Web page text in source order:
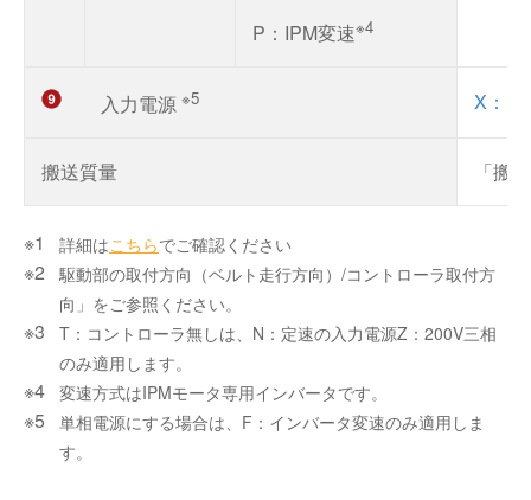
P：IPM変速※4
入力電源 ※5 X：
搬送質量 「搬
詳細はこちらでご確認ください
駆動部の取付方向（ベルト走行方向）/コントローラ取付方
向」をご参照ください。
T：コントローラ無しは、N：定速の入力電源Z：200V三相
のみ適用します。
変速方式はIPMモータ専用インバータです。
単相電源にする場合は、F：インバータ変速のみ適用しま
す。